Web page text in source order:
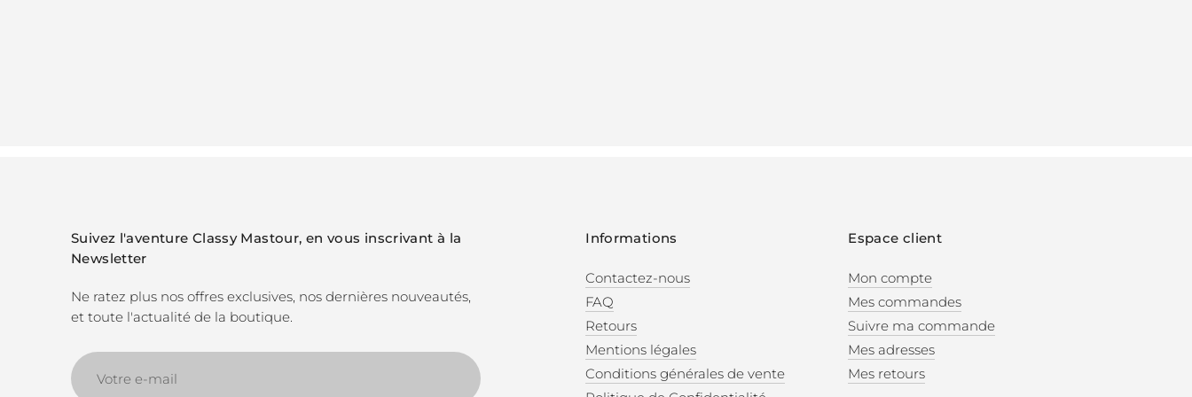
Suivez l'aventure Classy Mastour, en vous inscrivant à la
Newsletter
Ne ratez plus nos offres exclusives, nos dernières nouveautés,
et toute l'actualité de la boutique.
Votre
e-
Informations
Contactez-nous
FAQ
Retours
Mentions légales
Conditions générales de vente
Espace client
Mon compte
Mes commandes
Suivre ma commande
Mes adresses
Mes retours